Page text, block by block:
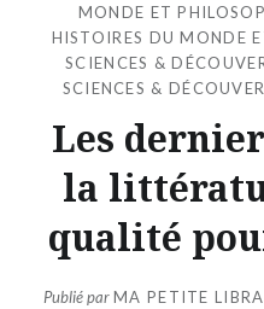
MONDE ET
HISTOIRES DU MONDE
SCIENCES &
SCIENCES &
Les
la
qualité
Publié parMA PETITE